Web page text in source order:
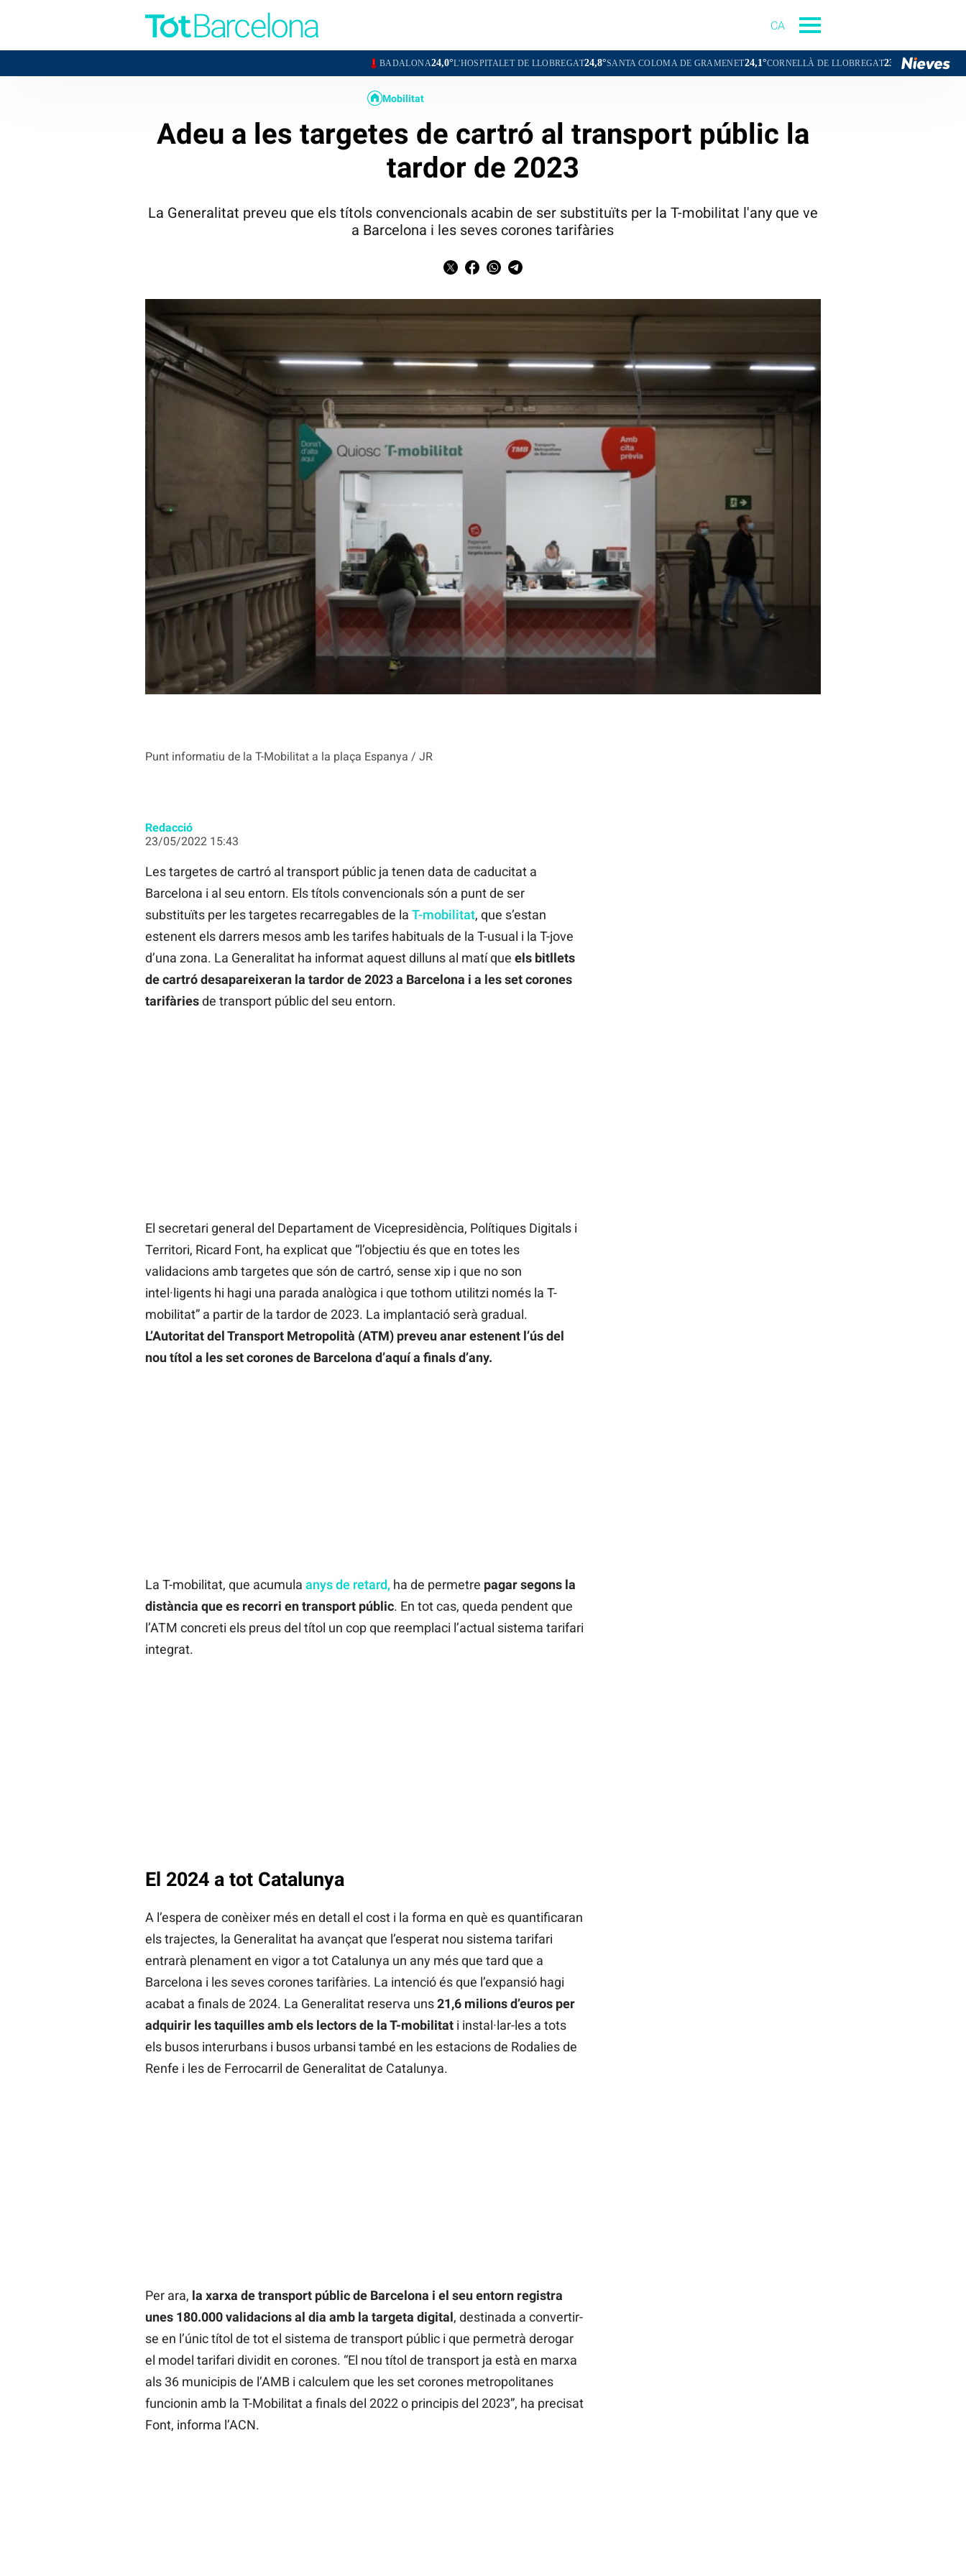
CA
BADALONA24,0°L'HOSPITALET DE LLOBREGAT24,8°SANTA COLOMA DE GRAMENET24,1°CORNELLÀ DE LLOBREGAT23,3°SANT BOI DE LLOBREGAT
Punt informatiu de la T-Mobilitat a la plaça Espanya / JR
Mobilitat
Adeu a les targetes de cartró al transport públic la
tardor de 2023
La Generalitat preveu que els títols convencionals acabin de ser substituïts per la T-mobilitat l'any que ve
a Barcelona i les seves corones tarifàries
Redacció
23/05/2022 15:43
Les targetes de cartró al transport públic ja tenen data de caducitat a
Barcelona i al seu entorn. Els títols convencionals són a punt de ser
substituïts per les targetes recarregables de la T-mobilitat, que s’estan
estenent els darrers mesos amb les tarifes habituals de la T-usual i la T-jove
d’una zona. La Generalitat ha informat aquest dilluns al matí que els bitllets
de cartró desapareixeran la tardor de 2023 a Barcelona i a les set corones
tarifàriesde transport públic del seu entorn.
El secretari general del Departament de Vicepresidència, Polítiques Digitals i
Territori, Ricard Font, ha explicat que “l’objectiu és que en totes les
validacions amb targetes que són de cartró, sense xip i que no son
intel·ligents hi hagi una parada analògica i que tothom utilitzi només la T-
mobilitat” a partir de la tardor de 2023. La implantació serà gradual.
L’Autoritat del Transport Metropolità (ATM) preveu anar estenent l’ús del
nou títol a les set corones de Barcelona d’aquí a finals d’any.
La T-mobilitat, que acumula anys de retard, ha de permetre pagar segons la
distància que es recorri en transport públic. En tot cas, queda pendent que
l’ATM concreti els preus del títol un cop que reemplaci l’actual sistema tarifari
integrat.
El 2024 a tot Catalunya
A l’espera de conèixer més en detall el cost i la forma en què es quantificaran
els trajectes, la Generalitat ha avançat que l’esperat nou sistema tarifari
entrarà plenament en vigor a tot Catalunya un any més que tard que a
Barcelona i les seves corones tarifàries. La intenció és que l’expansió hagi
acabat a finals de 2024. La Generalitat reserva uns21,6 milions d’euros per
adquirir les taquilles amb els lectors de la T-mobilitati instal·lar-les a tots
els busos interurbans i busos urbansi també en les estacions de Rodalies de
Renfe i les de Ferrocarril de Generalitat de Catalunya.
Per ara, la xarxa de transport públic de Barcelona i el seu entorn registra
unes 180.000 validacions al dia amb la targeta digital, destinada a convertir-
se en l’únic títol de tot el sistema de transport públic i que permetrà derogar
el model tarifari dividit en corones. “El nou títol de transport ja està en marxa
als 36 municipis de l’AMB i calculem que les set corones metropolitanes
funcionin amb la T-Mobilitat a finals del 2022 o principis del 2023”, ha precisat
Font, informa l’ACN.